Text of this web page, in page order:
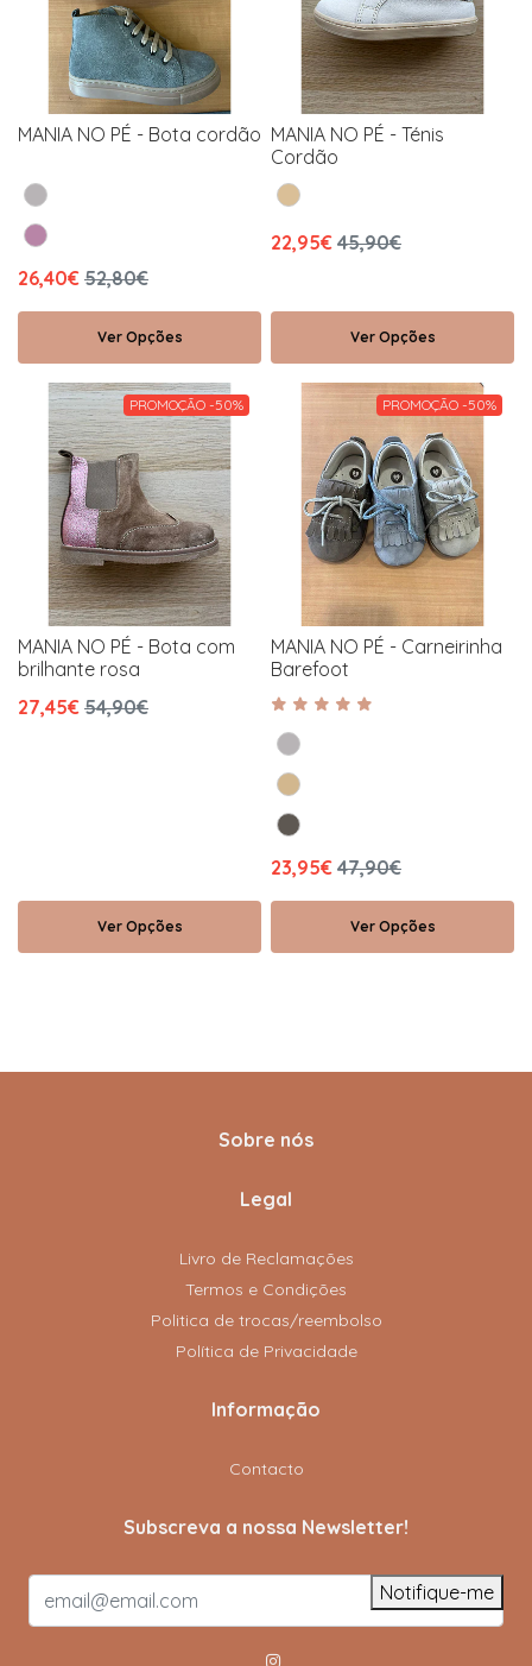
MANIA NO PÉ - Bota cordão
26,40€ 52,80€
Ver Opções
MANIA NO PÉ - Ténis
Cordão
22,95€ 45,90€
Ver Opções
PROMOÇÃO -50%
MANIA NO PÉ - Bota com
brilhante rosa
27,45€ 54,90€
Ver Opções
PROMOÇÃO -50%
MANIA NO PÉ - Carneirinha
Barefoot
23,95€ 47,90€
Ver Opções
Sobre nós
Legal
Livro de Reclamações
Termos e Condições
Politica de trocas/reembolso
Política de Privacidade
Informação
Contacto
Subscreva a nossa Newsletter!
Notifique-me